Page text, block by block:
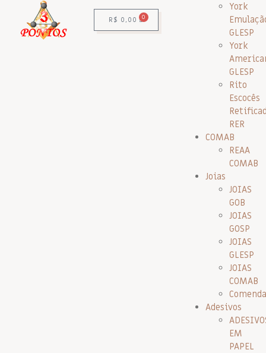
R$ 0,00 0
York
GLESP
York
GLESP
Rito
Escocês
RER
COMAB
REAA
COMAB
Joias
JOIAS
GOB
JOIAS
GOSP
JOIAS
GLESP
JOIAS
COMAB
Adesivos
EM
PAPEL